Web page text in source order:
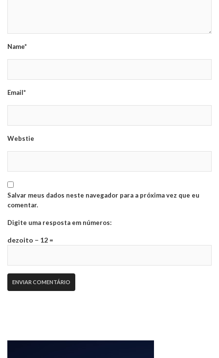
Name*
Email*
Webstie
Salvar meus dados neste navegador para a próxima vez que eu
comentar.
Digite uma resposta em números:
dezoito − 12 =